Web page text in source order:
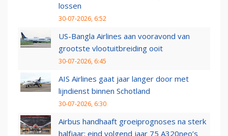
lossen
30-07-2026, 6:52
US-Bangla Airlines aan vooravond van
grootste vlootuitbreiding ooit
30-07-2026, 6:45
AIS Airlines gaat jaar langer door met
lijndienst binnen Schotland
30-07-2026, 6:30
Airbus handhaaft groeiprognoses na sterk
halfjaar: eind volgend jaar 75 A320neo’s